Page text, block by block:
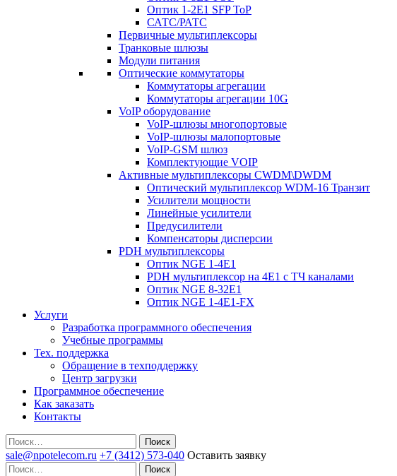
Оптик 1-2E1 SFP ToP
САТС/РАТС
Первичные мультиплексоры
Транковые шлюзы
Модули питания
Оптические коммутаторы
Коммутаторы агрегации
Коммутаторы агрегации 10G
VoIP оборудование
VoIP-шлюзы многопортовые
VoIP-шлюзы малопортовые
VoIP-GSM шлюз
Комплектующие VOIP
Активные мультиплексоры CWDM\DWDM
Оптический мультиплексор WDM-16 Транзит
Усилители мощности
Линейные усилители
Предусилители
Компенсаторы дисперсии
PDH мультиплексоры
Оптик NGE 1-4E1
PDH мультиплексор на 4Е1 с ТЧ каналами
Оптик NGE 8-32E1
Оптик NGE 1-4E1-FX
Услуги
Разработка программного обеспечения
Учебные программы
Тех. поддержка
Обращение в техподдержку
Центр загрузки
Программное обеспечение
Как заказать
Контакты
Поиск
sale@npotelecom.ru +7 (3412) 573-040 Оставить заявку
Поиск